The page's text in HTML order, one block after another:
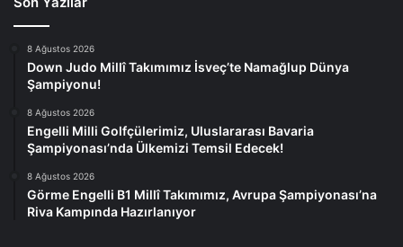
8 Ağustos 2026
Down Judo Millî Takımımız İsveç’te Namağlup Dünya
Şampiyonu!
8 Ağustos 2026
Engelli Milli Golfçülerimiz, Uluslararası Bavaria
Şampiyonası’nda Ülkemizi Temsil Edecek!
8 Ağustos 2026
Görme Engelli B1 Millî Takımımız, Avrupa Şampiyonası’na
Riva Kampında Hazırlanıyor